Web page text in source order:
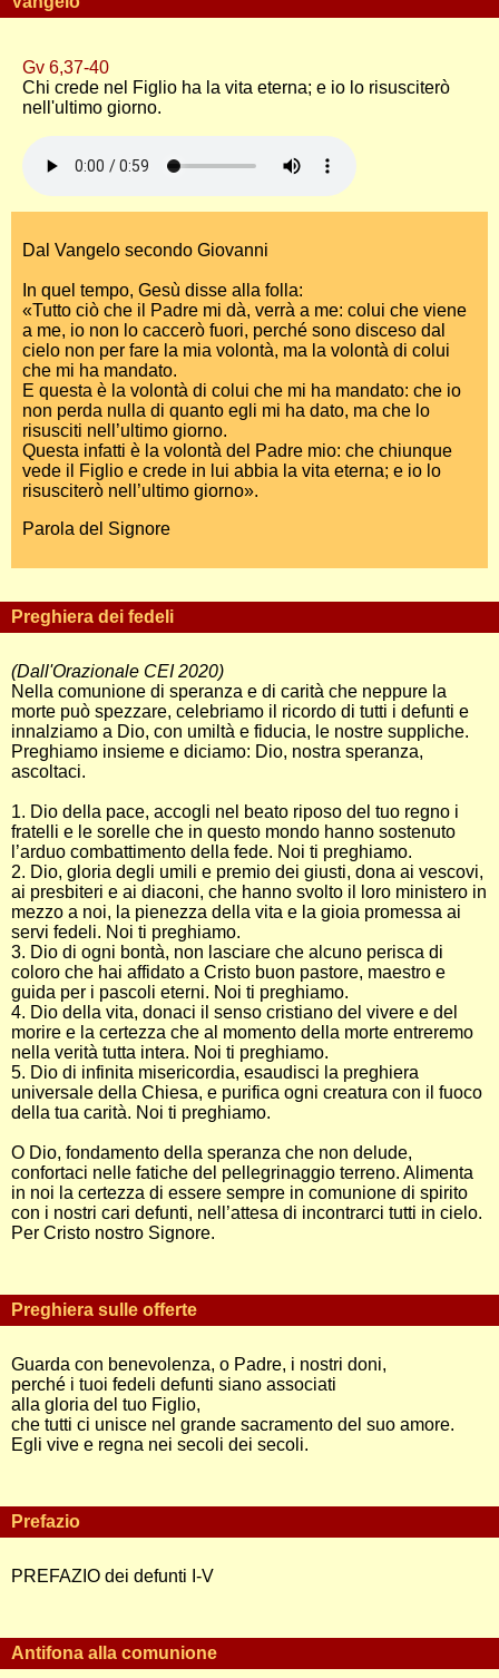
Gv 6,37-40
Chi crede nel Figlio ha la vita eterna; e io lo risusciterò
nell'ultimo giorno.
Dal Vangelo secondo Giovanni
In quel tempo, Gesù disse alla folla:
«Tutto ciò che il Padre mi dà, verrà a me: colui che viene
a me, io non lo caccerò fuori, perché sono disceso dal
cielo non per fare la mia volontà, ma la volontà di colui
che mi ha mandato.
E questa è la volontà di colui che mi ha mandato: che io
non perda nulla di quanto egli mi ha dato, ma che lo
risusciti nell’ultimo giorno.
Questa infatti è la volontà del Padre mio: che chiunque
vede il Figlio e crede in lui abbia la vita eterna; e io lo
risusciterò nell’ultimo giorno».
Parola del Signore
Preghiera dei fedeli
(Dall'Orazionale CEI 2020)
Nella comunione di speranza e di carità che neppure la
morte può spezzare, celebriamo il ricordo di tutti i defunti e
innalziamo a Dio, con umiltà e fiducia, le nostre suppliche.
Preghiamo insieme e diciamo: Dio, nostra speranza,
ascoltaci.
1. Dio della pace, accogli nel beato riposo del tuo regno i
fratelli e le sorelle che in questo mondo hanno sostenuto
l’arduo combattimento della fede. Noi ti preghiamo.
2. Dio, gloria degli umili e premio dei giusti, dona ai vescovi,
ai presbiteri e ai diaconi, che hanno svolto il loro ministero in
mezzo a noi, la pienezza della vita e la gioia promessa ai
servi fedeli. Noi ti preghiamo.
3. Dio di ogni bontà, non lasciare che alcuno perisca di
coloro che hai affidato a Cristo buon pastore, maestro e
guida per i pascoli eterni. Noi ti preghiamo.
4. Dio della vita, donaci il senso cristiano del vivere e del
morire e la certezza che al momento della morte entreremo
nella verità tutta intera. Noi ti preghiamo.
5. Dio di infinita misericordia, esaudisci la preghiera
universale della Chiesa, e purifica ogni creatura con il fuoco
della tua carità. Noi ti preghiamo.
O Dio, fondamento della speranza che non delude,
confortaci nelle fatiche del pellegrinaggio terreno. Alimenta
in noi la certezza di essere sempre in comunione di spirito
con i nostri cari defunti, nell’attesa di incontrarci tutti in cielo.
Per Cristo nostro Signore.
Preghiera sulle offerte
Guarda con benevolenza, o Padre, i nostri doni,
perché i tuoi fedeli defunti siano associati
alla gloria del tuo Figlio,
che tutti ci unisce nel grande sacramento del suo amore.
Egli vive e regna nei secoli dei secoli.
Prefazio
PREFAZIO dei defunti I-V
Antifona alla comunione